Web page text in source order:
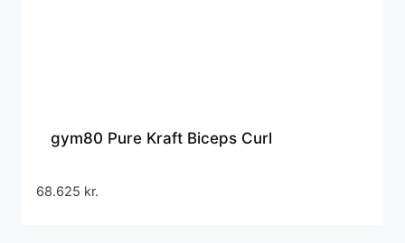
gym80 Pure Kraft Biceps Curl
68.625 kr.